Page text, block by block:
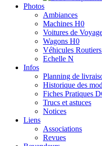
Photos
Ambiances
Machines H0
Voitures de
Wagons H0
Véhicules
Echelle N
Infos
Planning de
Historique des
Fiches Pratiques
Trucs et astuces
Notices
Liens
Associations
Revues